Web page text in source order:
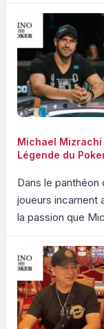
Michael Mizrachi
Légende du
Dans le
joueurs incarnent
la passion que